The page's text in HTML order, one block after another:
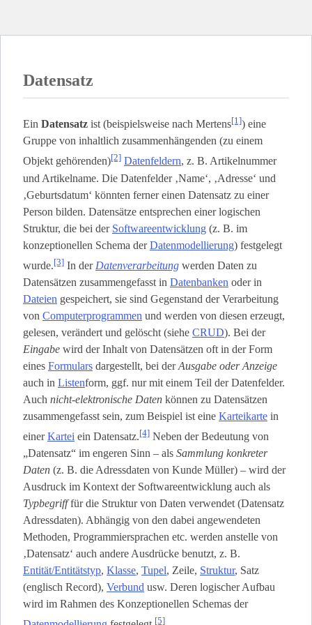
Datensatz
Ein Datensatz ist (beispielsweise nach Mertens[1]) eine
Gruppe von inhaltlich zusammenhängenden (zu einem
Objekt gehörenden)[2] Datenfeldern, z. B. Artikelnummer
und Artikelname. Die Datenfelder ‚Name‘, ‚Adresse‘ und
‚Geburtsdatum‘ könnten ferner einen Datensatz zu einer
Person bilden. Datensätze entsprechen einer logischen
Struktur, die bei der Softwareentwicklung (z. B. im
konzeptionellen Schema derDatenmodellierung) festgelegt
wurde.[3] In der Datenverarbeitung werden Daten zu
Datensätzen zusammengefasst in Datenbanken oder in
Dateien gespeichert, sie sind Gegenstand der Verarbeitung
von Computerprogrammen und werden von diesen erzeugt,
gelesen, verändert und gelöscht (siehe CRUD). Bei der
Eingabe wird der Inhalt von Datensätzen oft in der Form
eines Formulars dargestellt, bei derAusgabe oder Anzeige
auch in Listen­form, ggf. nur mit einem Teil der Datenfelder.
Auch nicht-elektronische Daten können zu Datensätzen
zusammengefasst sein, zum Beispiel ist eine Karteikarte in
einerKartei ein Datensatz.[4] Neben der Bedeutung von
„Datensatz“ im engeren Sinn – als Sammlung konkreter
Daten (z. B. die Adressdaten von Kunde Müller) – wird der
Ausdruck im Kontext der Softwareentwicklung auch als
Typbegrifffür die Struktur von Daten verwendet (Datensatz
Adressdaten). Abhängig von den dabei angewendeten
Methoden, Programmiersprachen etc. werden anstelle von
‚Datensatz‘ auch andere Ausdrücke benutzt, z. B.
Entität/Entitätstyp, Klasse, Tupel, Zeile, Struktur, Satz
(englisch Record), Verbund usw. Deren logischer Aufbau
wird im Rahmen des Konzeptionellen Schemas der
[5]